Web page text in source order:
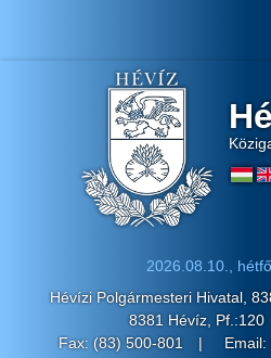
2026.08.10., hétfő
Hévízi Polgármesteri Hivatal,
8381 Hévíz, Pf.:120
Fax: (83) 500-801
Email: